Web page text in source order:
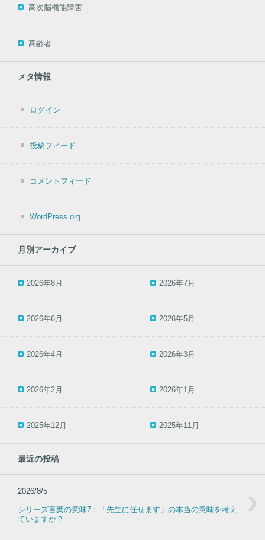
高次脳機能障害
高齢者
メタ情報
ログイン
投稿フィード
コメントフィード
WordPress.org
月別アーカイブ
2026年8月 2026年7月
2026年6月 2026年5月
2026年4月 2026年3月
2026年2月 2026年1月
2025年12月 2025年11月
最近の投稿
2026/8/5
シリーズ言葉の意味7：「先生に任せます」の本当の意味を考え
ていますか？